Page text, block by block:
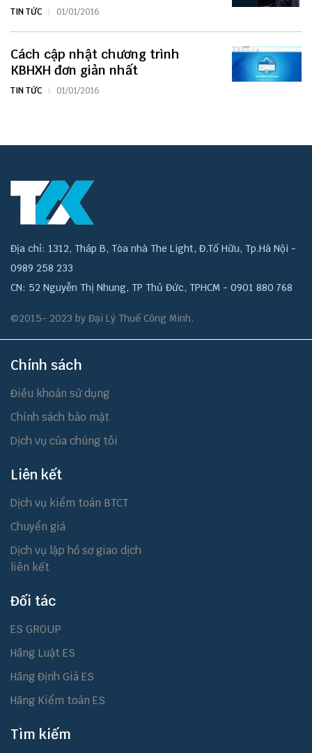
TIN TỨC 01/01/2016
Cách cập nhật chương trình
KBHXH đơn giản nhất
TIN TỨC 01/01/2016
Địa chỉ: 1312, Tháp B, Tòa nhà The Light, Đ.Tố Hữu, Tp.Hà Nội -
0989 258 233
CN: 52 Nguyễn Thị Nhung, TP Thủ Đức, TPHCM - 0901 880 768
©2015- 2023 by Đại Lý Thuế Công Minh.
Chính sách
Điều khoản sử dụng
Chính sách bảo mật
Dịch vụ của chúng tôi
Liên kết
Dịch vụ kiểm toán BTCT
Chuyển giá
Dịch vụ lập hồ sơ giao dịch
liên kết
Đối tác
ES GROUP
Hãng Luật ES
Hãng Định Giá ES
Hãng Kiểm toán ES
Tìm kiếm